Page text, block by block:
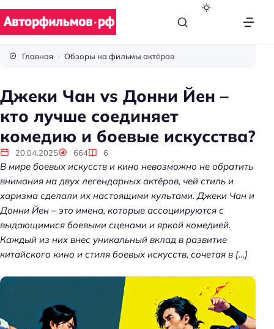
р
о
и
н
о
Главная Обзоры на фильмы актёров
Джеки Чан vs Донни Йен –
кто лучше соединяет
комедию и боевые искусства?
20.04.2025 664 6
В мире боевых искусств и кино невозможно не обратить
внимания на двух легендарных актёров, чей стиль и
харизма сделали их настоящими культами. Джеки Чан и
Донни Йен – это имена, которые ассоциируются с
выдающимися боевыми сценами и яркой комедией.
Каждый из них внес уникальный вклад в развитие
китайского кино и стиля боевых искусств, сочетая в […]